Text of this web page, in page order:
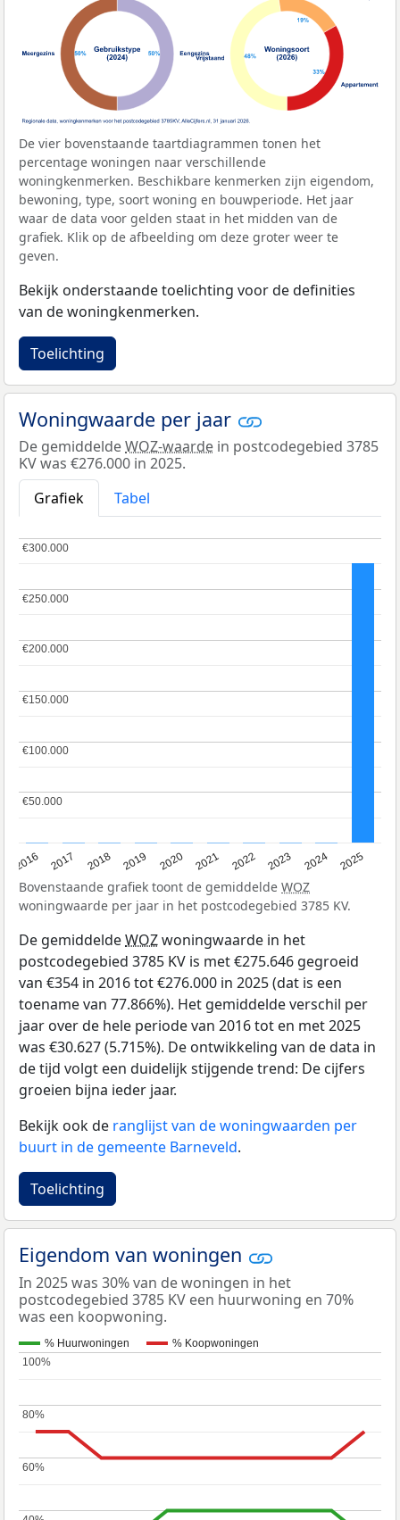
De vier bovenstaande taartdiagrammen tonen het
percentage woningen naar verschillende
woningkenmerken. Beschikbare kenmerken zijn eigendom,
bewoning, type, soort woning en bouwperiode. Het jaar
waar de data voor gelden staat in het midden van de
grafiek. Klik op de afbeelding om deze groter weer te
geven.
Bekijk onderstaande toelichting voor de definities
van de woningkenmerken.
Toelichting
Woningwaarde per jaar
De gemiddeldeWOZ-waarde in postcodegebied 3785
KV was €276.000 in 2025.
Grafiek
Tabel
2016 2017 2018 2019 2020 2021 2022 2023 2024 2025
€50.000
€50.000
€100.000
€100.000
€150.000
€150.000
€200.000
€200.000
€250.000
€250.000
€300.000
€300.000
Bovenstaande grafiek toont de gemiddelde WOZ
woningwaarde per jaar in het postcodegebied 3785 KV.
De gemiddeldeWOZwoningwaarde in het
postcodegebied 3785 KV is met €275.646 gegroeid
van €354 in 2016 tot €276.000 in 2025 (dat is een
toename van 77.866%). Het gemiddelde verschil per
jaar over de hele periode van 2016 tot en met 2025
was €30.627 (5.715%). De ontwikkeling van de data in
de tijd volgt een duidelijk stijgende trend: De cijfers
groeien bijna ieder jaar.
Bekijk ook de ranglijst van de woningwaarden per
buurt in de gemeente Barneveld.
Toelichting
Eigendom van woningen
In 2025 was 30% van de woningen in het
postcodegebied 3785 KV een huurwoning en 70%
was een koopwoning.
% Huurwoningen % Koopwoningen
60%
60%
80%
80%
100%
100%